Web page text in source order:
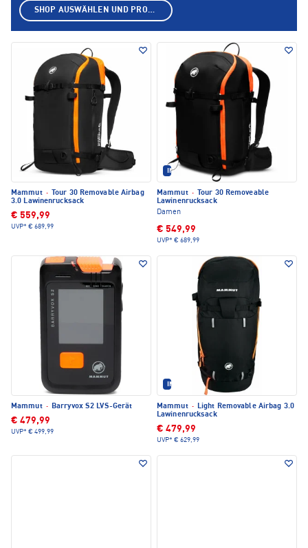
Mammut ·
Tour 30 Removable Airbag
3.0 Lawinenrucksack
€ 559,99
UVP* € 689,99
IM SET ERHÄLTLICH
Mammut ·
Tour 30 Removeable
Lawinenrucksack
Damen
€ 549,99
UVP* € 689,99
Mammut · Barryvox S2 LVS-Gerät
€ 479,99
UVP* € 499,99
IM SET ERHÄLTLICH
Mammut · Light Removable Airbag 3.0
Lawinenrucksack
€ 479,99
UVP* € 629,99
SHOP AUSWÄHLEN UND PRODUKTE ANZEIGEN